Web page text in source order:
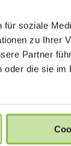
soziale
zu Ihrer
Partner
die sie im